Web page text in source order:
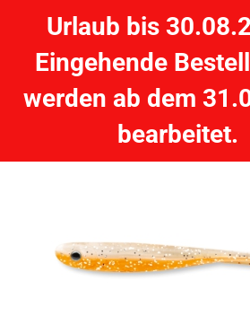
Urlaub bis
Eingehende
werden ab dem
bearbeitet.
CORMORAN K-Don SPEAR TAIL S2 -
orange